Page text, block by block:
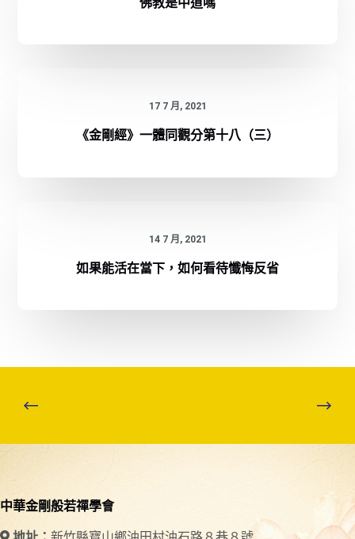
17 7 月, 2021
《金剛經》一體同觀分第十八（三）
14 7 月, 2021
如果能活在當下，如何看待懺悔反省
中華金剛般若禪學會